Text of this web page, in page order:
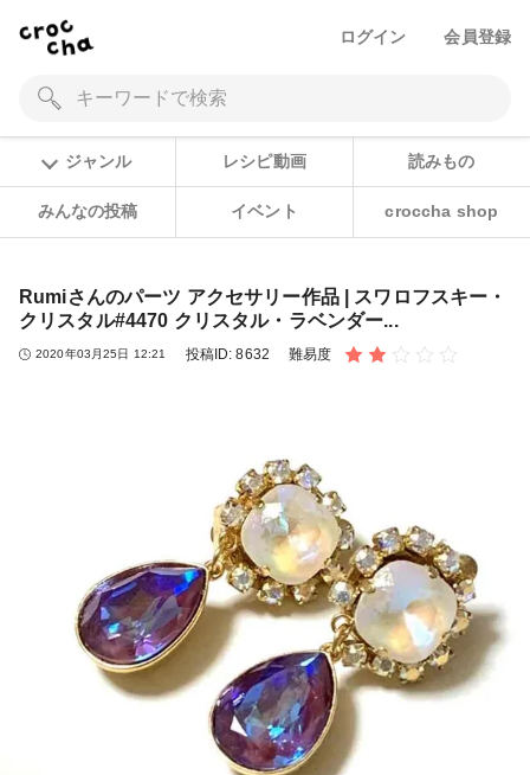
ログイン 会員登録
ジャンル レシピ動画 読みもの
みんなの投稿 イベント croccha shop
Rumiさんのパーツ アクセサリー作品 | スワロフスキー・
クリスタル#4470 クリスタル・ラベンダー...
2020年03月25日 12:21 投稿ID:8632 難易度